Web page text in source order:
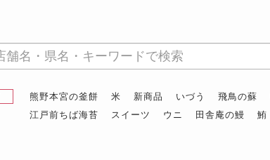
熊野本宮の釜餅 米 新商品 いづう 飛鳥の蘇
江戸前ちば海苔
スイーツ ウニ 田舎庵の鰻 鮪